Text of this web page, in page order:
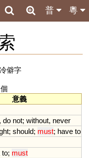
粵
普
冷僻字
意義
, do not; without, never
; should; must; have to
to; must